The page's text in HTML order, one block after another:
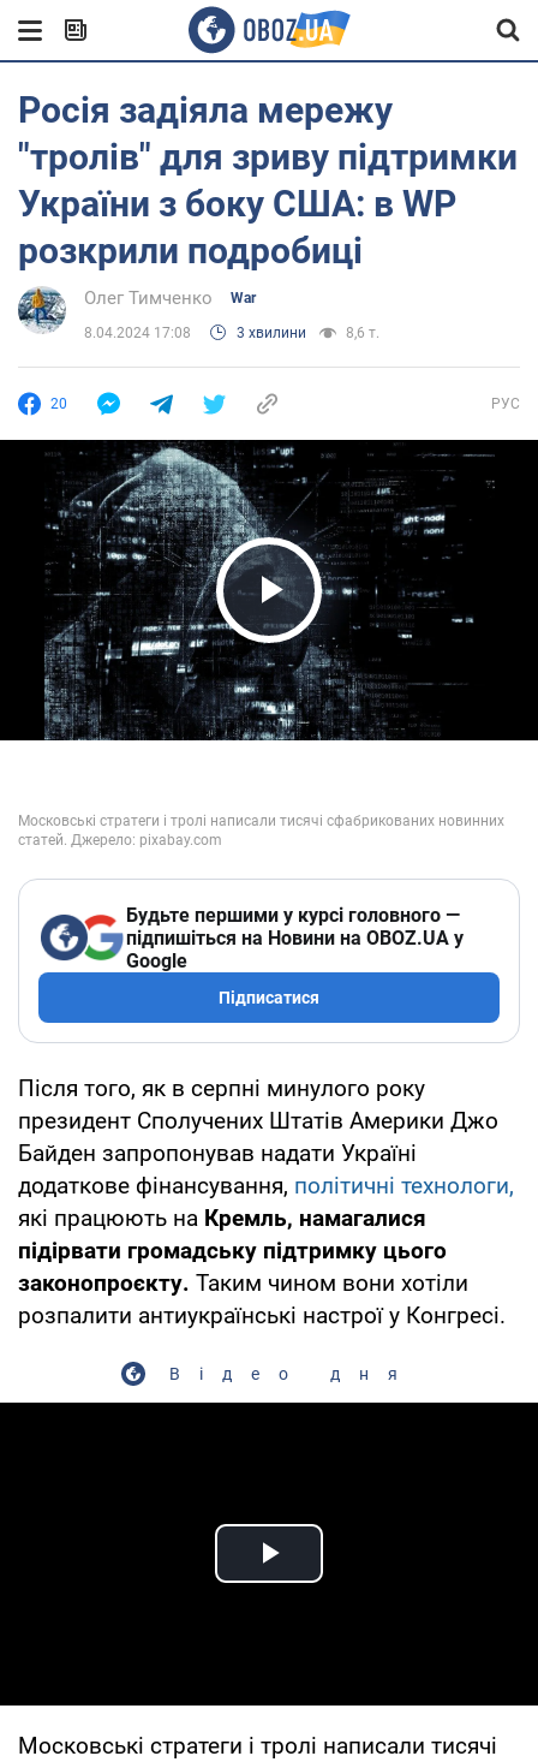
Росія задіяла мережу
"тролів" для зриву підтримки
України з боку США: в WP
розкрили подробиці
Олег Тимченко War
8.04.2024 17:08 3 хвилини 8,6 т.
20 РУС
Play Video
Будьте першими у курсі головного —
підпишіться на Новини на OBOZ.UA у
Google
Підписатися
Після того, як в серпні минулого року
президент Сполучених Штатів Америки Джо
Байден запропонував надати Україні
додаткове фінансування, політичні технологи,
які працюють на Кремль, намагалися
підірвати громадську підтримку цього
законопроєкту. Таким чином вони хотіли
розпалити антиукраїнські настрої у Конгресі.
Відео дня
Play Video
Московські стратеги і тролі написали тисячі